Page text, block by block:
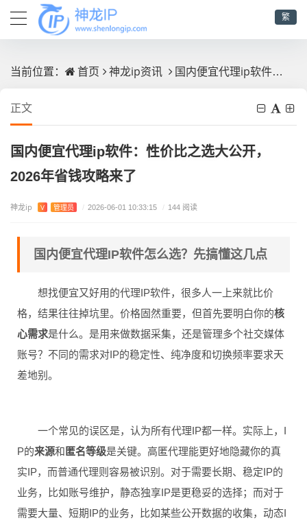
繁
当前位置： 首页 神龙ip资讯 国内便宜代理ip软件：性价比之选大公开，2026年省钱攻略来了
正文
国内便宜代理ip软件：性价比之选大公开，
2026年省钱攻略来了
神龙ip V 管理员 / 2026-06-01 10:33:15 / 144 阅读
国内便宜代理IP软件怎么选？先搞懂这几点
想找便宜又好用的代理IP软件，很多人一上来就比价
格，结果往往掉坑里。价格固然重要，但首先要明白你的核
心需求是什么。是用来做数据采集，还是管理多个社交媒体
账号？不同的需求对IP的稳定性、纯净度和切换频率要求天
差地别。
一个常见的误区是，认为所有代理IP都一样。实际上，I
P的来源和 匿名等级是关键。高匿代理能更好地隐藏你的真
实IP，而普通代理则容易被识别。对于需要长期、稳定IP的
业务，比如账号维护，静态独享IP是更稳妥的选择；而对于
需要大量、短期IP的业务，比如某些公开数据的收集，动态I